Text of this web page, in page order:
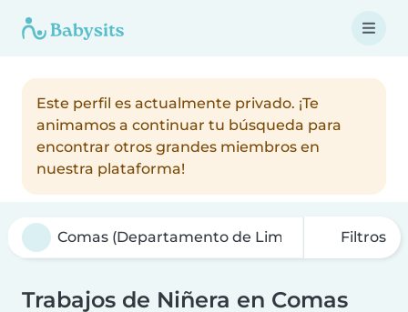
Este perfil es actualmente privado. ¡Te
animamos a continuar tu búsqueda para
encontrar otros grandes miembros en
nuestra plataforma!
Filtros
Trabajos de Niñera en Comas